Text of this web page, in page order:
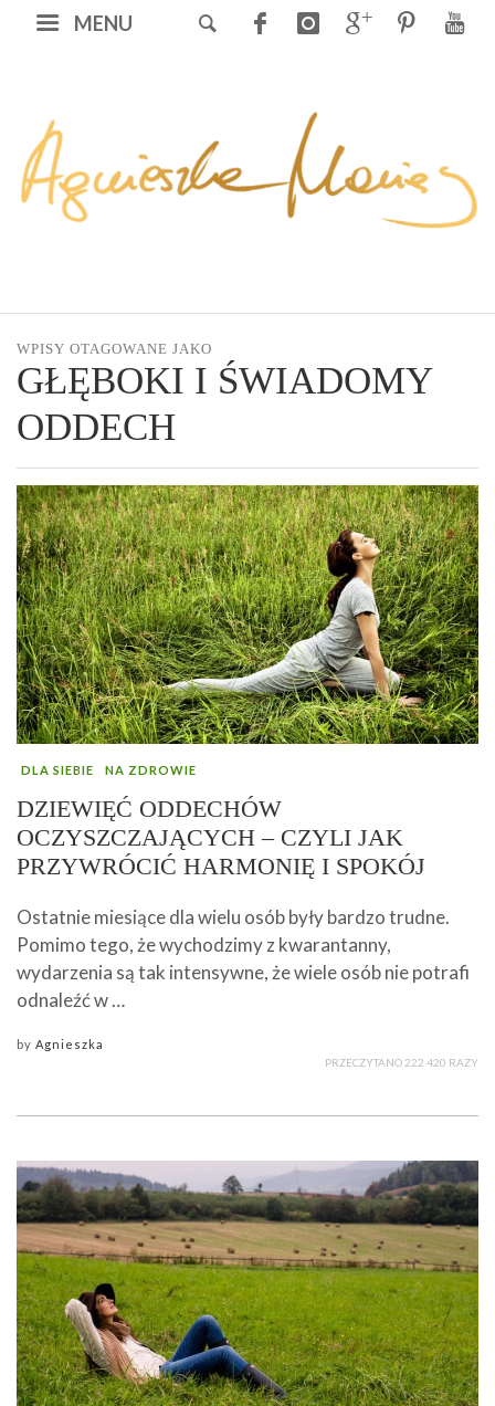
MENU
WPISY OTAGOWANE JAKO
GŁĘBOKI I ŚWIADOMY
ODDECH
DLA SIEBIE NA ZDROWIE
DZIEWIĘĆ ODDECHÓW
OCZYSZCZAJĄCYCH – CZYLI JAK
PRZYWRÓCIĆ HARMONIĘ I SPOKÓJ
Ostatnie miesiące dla wielu osób były bardzo trudne.
Pomimo tego, że wychodzimy z kwarantanny,
wydarzenia są tak intensywne, że wiele osób nie potrafi
odnaleźć w …
by Agnieszka
PRZECZYTANO 222 420 RAZY